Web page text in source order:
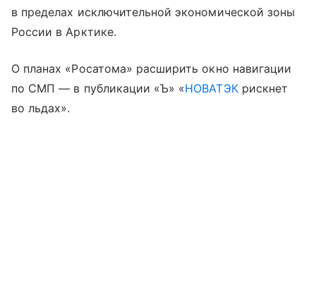
в пределах исключительной экономической зоны
России в Арктике.
О планах «Росатома» расширить окно навигации
по СМП — в публикации «Ъ» «НОВАТЭКрискнет
во льдах».